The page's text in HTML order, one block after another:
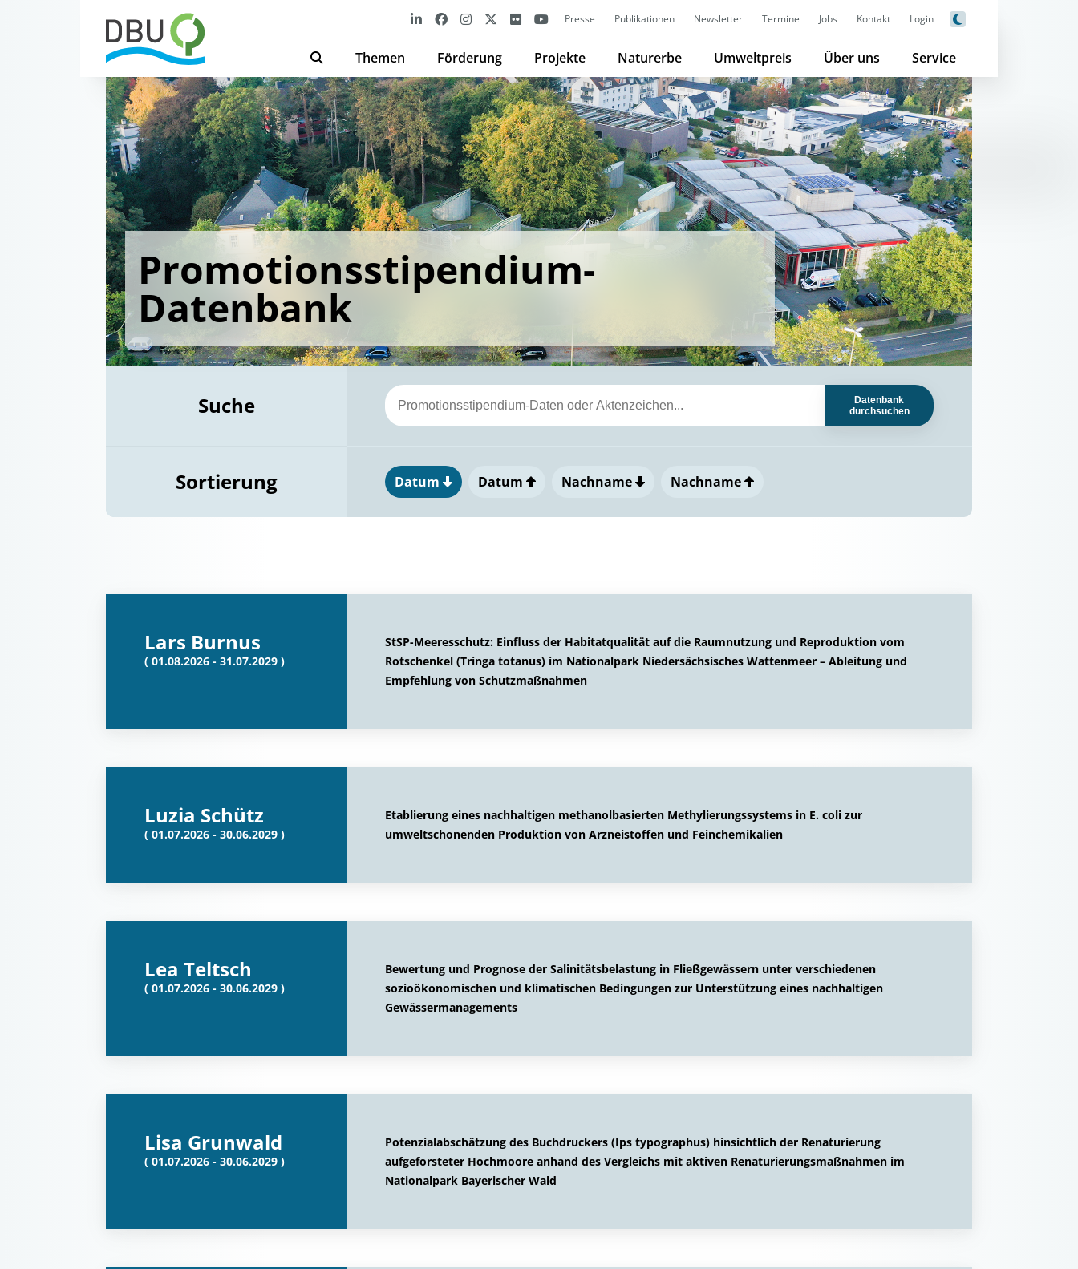
Presse Publikationen Newsletter Termine Jobs Kontakt Login
Themen Förderung Projekte Naturerbe Umweltpreis Über uns Service
Promotionsstipendium-
Datenbank
Suche
Datenbank
durchsuchen
Sortierung Datum Datum Nachname Nachname
Lars Burnus
( 01.08.2026 - 31.07.2029 )
StSP-Meeresschutz: Einfluss der Habitatqualität auf die Raumnutzung und Reproduktion vom
Rotschenkel (Tringa totanus) im Nationalpark Niedersächsisches Wattenmeer – Ableitung und
Empfehlung von Schutzmaßnahmen
Luzia Schütz
( 01.07.2026 - 30.06.2029 )
Etablierung eines nachhaltigen methanolbasierten Methylierungssystems in E. coli zur
umweltschonenden Produktion von Arzneistoffen und Feinchemikalien
Lea Teltsch
( 01.07.2026 - 30.06.2029 )
Bewertung und Prognose der Salinitätsbelastung in Fließgewässern unter verschiedenen
sozioökonomischen und klimatischen Bedingungen zur Unterstützung eines nachhaltigen
Gewässermanagements
Lisa Grunwald
( 01.07.2026 - 30.06.2029 )
Potenzialabschätzung des Buchdruckers (Ips typographus) hinsichtlich der Renaturierung
aufgeforsteter Hochmoore anhand des Vergleichs mit aktiven Renaturierungsmaßnahmen im
Nationalpark Bayerischer Wald